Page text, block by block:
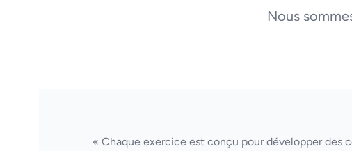
Nous
« Chaque exercice est conçu pour développer des